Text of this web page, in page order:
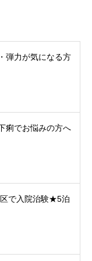
弾力が気になる方
痢でお悩みの方へ
で入院治験★5泊